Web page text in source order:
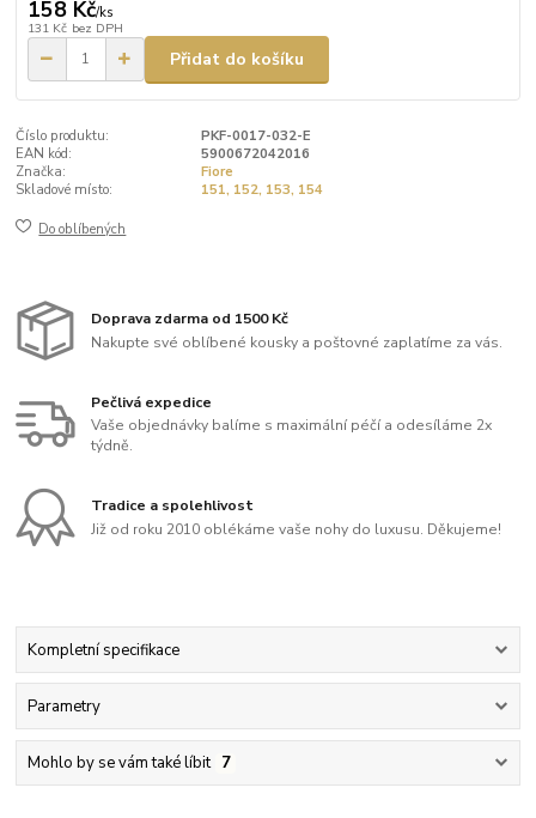
158 Kč/ks
131 Kč bez DPH
Přidat do košíku
Číslo produktu:
PKF-0017-032-E
EAN kód:
5900672042016
Značka:
Fiore
Skladové místo:
151, 152, 153, 154
Do oblíbených
Doprava zdarma od 1500 Kč
Nakupte své oblíbené kousky a poštovné zaplatíme za vás.
Pečlivá expedice
Vaše objednávky balíme s maximální péčí a odesíláme 2x
týdně.
Tradice a spolehlivost
Již od roku 2010 oblékáme vaše nohy do luxusu. Děkujeme!
Kompletní specifikace
Parametry
Mohlo by se vám také líbit 7